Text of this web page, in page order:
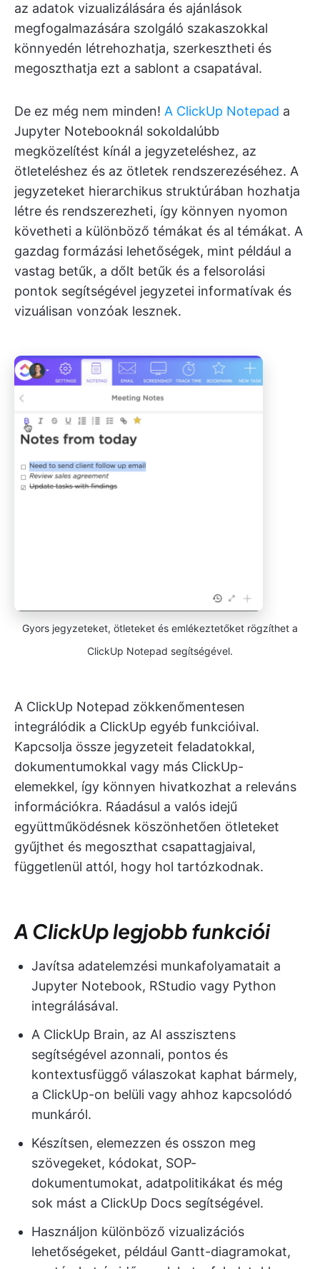
az adatok vizualizálására és ajánlások
megfogalmazására szolgáló szakaszokkal
könnyedén létrehozhatja, szerkesztheti és
megoszthatja ezt a sablont a csapatával.
De ez még nem minden! A ClickUp Notepad a
Jupyter Notebooknál sokoldalúbb
megközelítést kínál a jegyzeteléshez, az
ötleteléshez és az ötletek rendszerezéséhez. A
jegyzeteket hierarchikus struktúrában hozhatja
létre és rendszerezheti, így könnyen nyomon
követheti a különböző témákat és al témákat. A
gazdag formázási lehetőségek, mint például a
vastag betűk, a dőlt betűk és a felsorolási
pontok segítségével jegyzetei informatívak és
vizuálisan vonzóak lesznek.
Gyors jegyzeteket, ötleteket és emlékeztetőket rögzíthet a
ClickUp Notepad segítségével.
A ClickUp Notepad zökkenőmentesen
integrálódik a ClickUp egyéb funkcióival.
Kapcsolja össze jegyzeteit feladatokkal,
dokumentumokkal vagy más ClickUp-
elemekkel, így könnyen hivatkozhat a releváns
információkra. Ráadásul a valós idejű
együttműködésnek köszönhetően ötleteket
gyűjthet és megoszthat csapattagjaival,
függetlenül attól, hogy hol tartózkodnak.
A ClickUp legjobb funkciói
Javítsa adatelemzési munkafolyamatait a
Jupyter Notebook, RStudio vagy Python
integrálásával.
A ClickUp Brain, az AI asszisztens
segítségével azonnali, pontos és
kontextusfüggő válaszokat kaphat bármely,
a ClickUp-on belüli vagy ahhoz kapcsolódó
munkáról.
Készítsen, elemezzen és osszon meg
szövegeket, kódokat, SOP-
dokumentumokat, adatpolitikákat és még
sok mást a ClickUp Docs segítségével.
Használjon különböző vizualizációs
lehetőségeket, például Gantt-diagramokat,